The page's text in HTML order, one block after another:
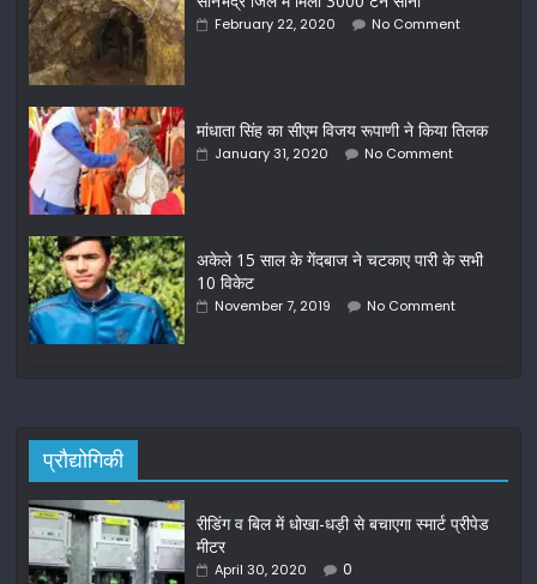
February 22, 2020 No Comment
मांधाता सिंह का सीएम विजय रूपाणी ने किया तिलक
January 31, 2020 No Comment
अकेले 15 साल के गेंदबाज ने चटकाए पारी के सभी
10 विकेट
November 7, 2019 No Comment
प्रौद्योगिकी
रीडिंग व बिल में धोखा-धड़ी से बचाएगा स्मार्ट प्रीपेड
मीटर
April 30, 2020 0